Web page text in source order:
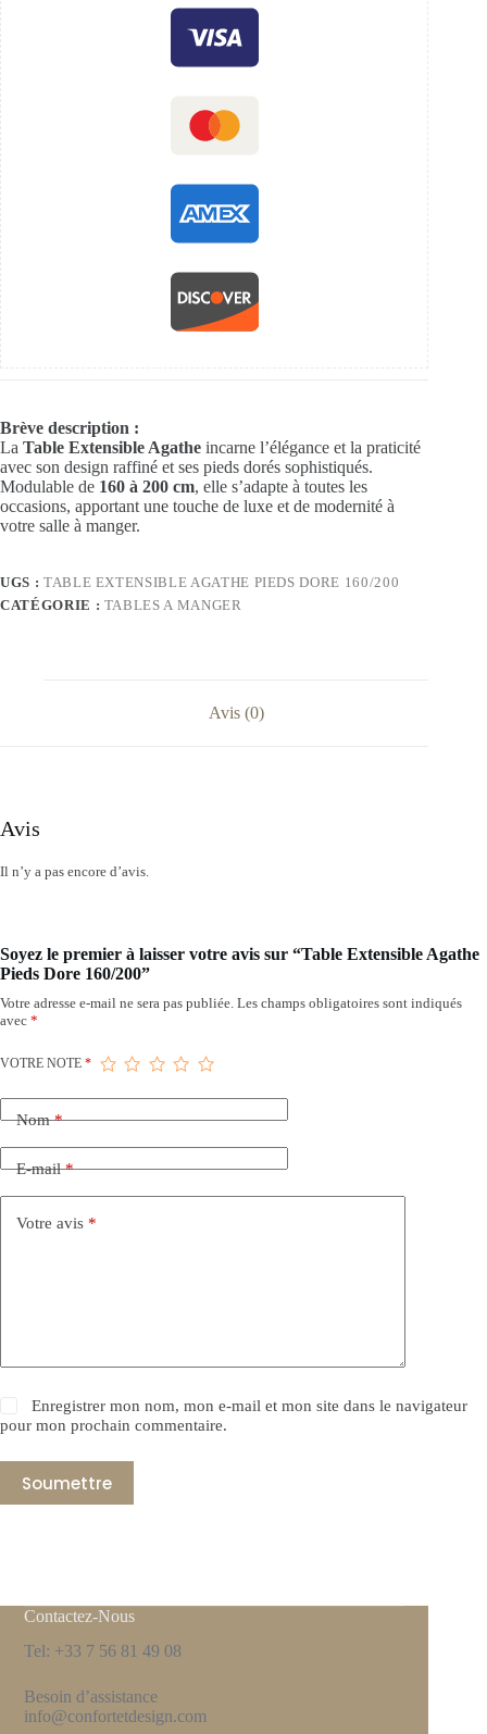
Brève description :
La Table Extensible Agathe incarne l’élégance et la praticité
avec son design raffiné et ses pieds dorés sophistiqués.
Modulable de 160 à 200 cm, elle s’adapte à toutes les
occasions, apportant une touche de luxe et de modernité à
votre salle à manger.
UGS : TABLE EXTENSIBLE AGATHE PIEDS DORE 160/200
CATÉGORIE : TABLES A MANGER
Avis (0)
Avis
Il n’y a pas encore d’avis.
Soyez le premier à laisser votre avis sur “Table Extensible Agathe
Pieds Dore 160/200”
Votre adresse e-mail ne sera pas publiée. Les champs obligatoires sont indiqués
avec *
VOTRE NOTE *
Nom*
E-mail*
Votre avis *
Enregistrer mon nom, mon e-mail et mon site dans le navigateur
pour mon prochain commentaire.
Soumettre
Contactez-Nous
Tel: +33 7 56 81 49 08
Besoin d’assistance
info@confortetdesign.com